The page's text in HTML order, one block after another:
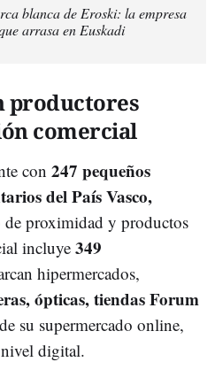
blanca de Eroski: la empresa
arrasa en Euskadi
productores
comercial
con 247 pequeños
del País Vasco,
proximidad y productos
incluye 349
hipermercados,
ópticas, tiendas Forum
su supermercado online,
nivel digital.